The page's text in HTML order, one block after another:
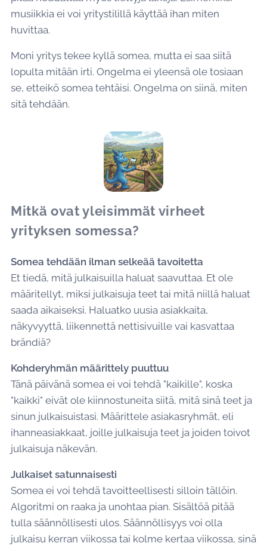
musiikkia ei voi yritystilillä käyttää ihan miten
huvittaa.
Moni yritys tekee kyllä somea, mutta ei saa siitä
lopulta mitään irti. Ongelma ei yleensä ole tosiaan
se, etteikö somea tehtäisi. Ongelma on siinä, miten
sitä tehdään.
Mitkä ovat yleisimmät virheet
yrityksen somessa?
Somea tehdään ilman selkeää tavoitetta
Et tiedä, mitä julkaisuilla haluat saavuttaa. Et ole
määritellyt, miksi julkaisuja teet tai mitä niillä haluat
saada aikaiseksi. Haluatko uusia asiakkaita,
näkyvyyttä, liikennettä nettisivuille vai kasvattaa
brändiä?
Kohderyhmän määrittely puuttuu
Tänä päivänä somea ei voi tehdä "kaikille", koska
"kaikki" eivät ole kiinnostuneita siitä, mitä sinä teet ja
sinun julkaisuistasi. Määrittele asiakasryhmät, eli
ihanneasiakkaat, joille julkaisuja teet ja joiden toivot
julkaisuja näkevän.
Julkaiset satunnaisesti
Somea ei voi tehdä tavoitteellisesti silloin tällöin.
Algoritmi on raaka ja unohtaa pian. Sisältöä pitää
tulla säännöllisesti ulos. Säännöllisyys voi olla
julkaisu kerran viikossa tai kolme kertaa viikossa, sinä